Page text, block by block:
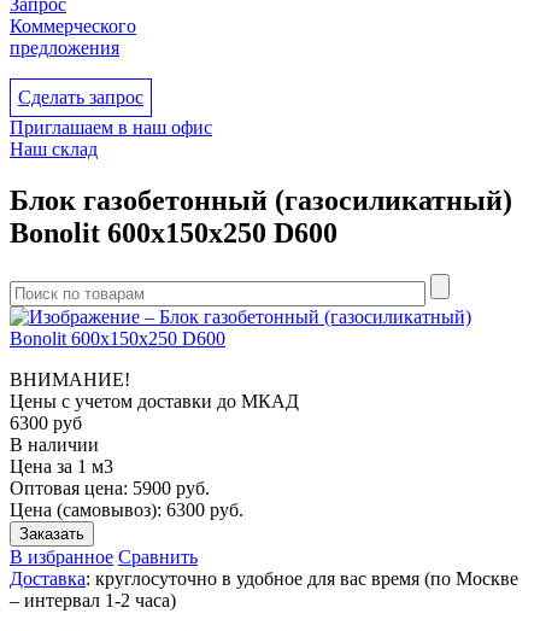
Запрос
Коммерческого
предложения
Сделать запрос
Приглашаем в наш офис
Наш склад
Блок газобетонный (газосиликатный)
Bonolit 600x150x250 D600
ВНИМАНИЕ!
Цены с учетом доcтавки до МКАД
6300 руб
В наличии
Цена за 1 м3
Оптовая цена: 5900 руб.
Цена (самовывоз): 6300 руб.
Заказать
В избранное Сравнить
Доставка: круглосуточно в удобное для вас время (по Москве
– интервал 1-2 часа)